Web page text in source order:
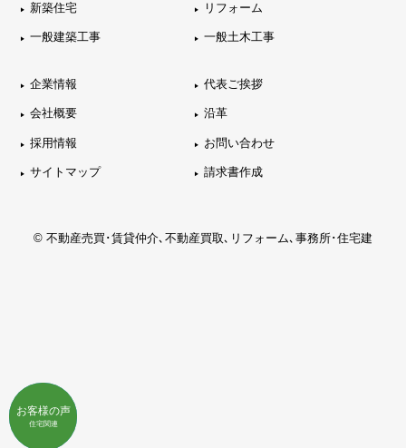
新築住宅 リフォーム
一般建築工事 一般土木工事
企業情報 代表ご挨拶
会社概要 沿革
採用情報 お問い合わせ
サイトマップ 請求書作成
© 不動産売買･賃貸仲介､不動産買取､リフォーム､事務所･住宅建
お客様の声
不動産関連
お客様の声
住宅関連